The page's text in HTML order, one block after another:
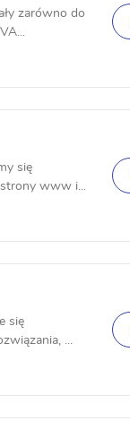
zarówno do
się
strony www i...
się
...